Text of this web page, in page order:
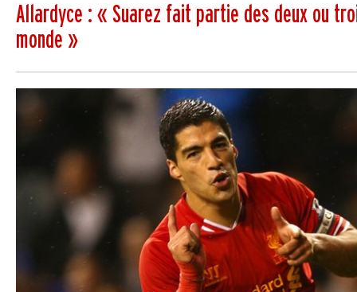
Allardyce : « Suarez fait partie des deux ou
monde »